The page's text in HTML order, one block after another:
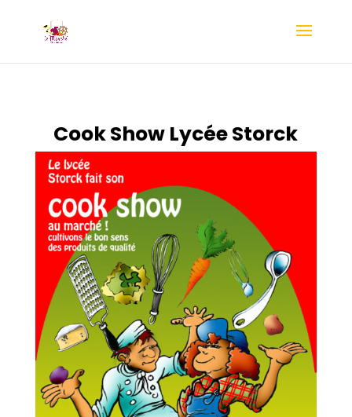
Cook Show Lycée Storck